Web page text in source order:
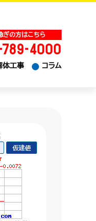
体工事 コラム
4000